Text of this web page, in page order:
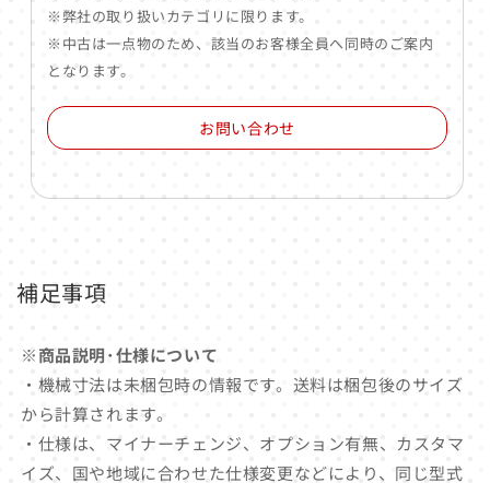
※弊社の取り扱いカテゴリに限ります。
※中古は一点物のため、該当のお客様全員へ同時のご案内
となります。
お問い合わせ
補足事項
※商品説明･仕様について
・機械寸法は未梱包時の情報です。送料は梱包後のサイズ
から計算されます。
・仕様は、マイナーチェンジ、オプション有無、カスタマ
イズ、国や地域に合わせた仕様変更などにより、同じ型式